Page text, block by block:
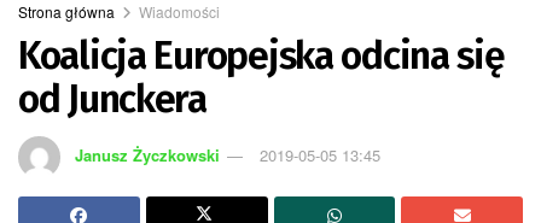
Strona główna Wiadomości
Koalicja Europejska odcina się
od Junckera
Janusz Życzkowski 2019-05-05 13:45